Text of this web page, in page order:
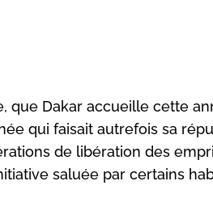
que Dakar accueille cette
qui faisait autrefois sa
de libération des
saluée par certains